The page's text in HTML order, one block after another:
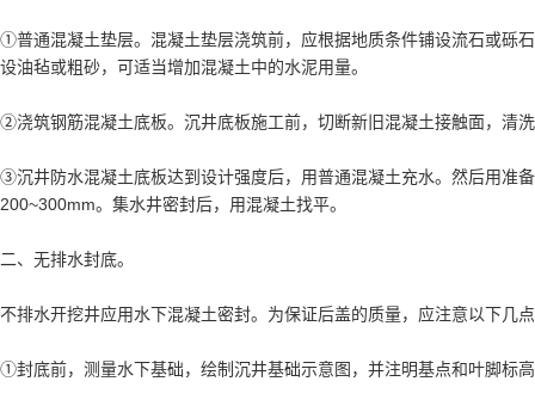
①普通混凝土垫层。混凝土垫层浇筑前，应根据地质条件铺设流石或砾
设油毡或粗砂，可适当增加混凝土中的水泥用量。
②浇筑钢筋混凝土底板。沉井底板施工前，切断新旧混凝土接触面，清
③沉井防水混凝土底板达到设计强度后，用普通混凝土充水。然后用准
200~300mm。集水井密封后，用混凝土找平。
二、无排水封底。
不排水开挖井应用水下混凝土密封。为保证后盖的质量，应注意以下几
①封底前，测量水下基础，绘制沉井基础示意图，并注明基点和叶脚标